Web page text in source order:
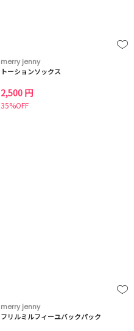
merry jenny
トーションソックス
2,500 円
35%OFF
merry jenny
フリルミルフィーユバックパック